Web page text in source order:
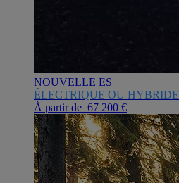
NOUVELLE ES
ÉLECTRIQUE OU HYBRIDE
À partir de 67 200 €